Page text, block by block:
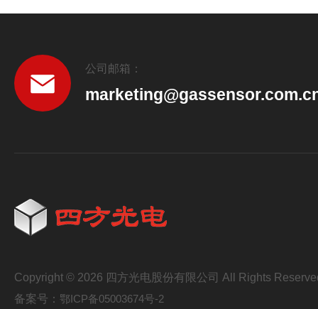
公司邮箱：
Copyright © 2026 四方光电股份有限公司 All Rights
备案号： 鄂ICP备05003674号-2